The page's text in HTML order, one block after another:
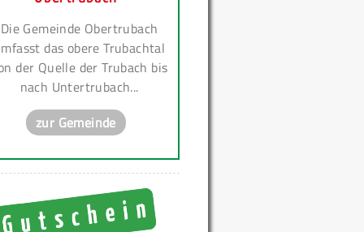
Die Gemeinde Obertrubach
das obere Trubachtal
der Quelle der Trubach bis
nach Untertrubach...
zur Gemeinde